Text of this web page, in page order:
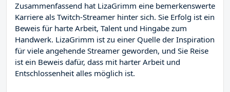
Zusammenfassend hat LizaGrimm eine bemerkenswerte
Karriere als Twitch-Streamer hinter sich. Sie Erfolg ist ein
Beweis für harte Arbeit, Talent und Hingabe zum
Handwerk. LizaGrimm ist zu einer Quelle der Inspiration
für viele angehende Streamer geworden, und Sie Reise
ist ein Beweis dafür, dass mit harter Arbeit und
Entschlossenheit alles möglich ist.